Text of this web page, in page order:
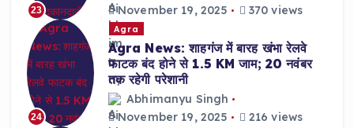
23
November 19, 2025
370 views
24
Agra
Agra News: शाहगंज में बारह खंभा रेलवे
फाटक बंद होने से 1.5 KM जाम; 20 नवंबर
तक रहेगी परेशानी
Abhimanyu Singh
November 19, 2025
216 views